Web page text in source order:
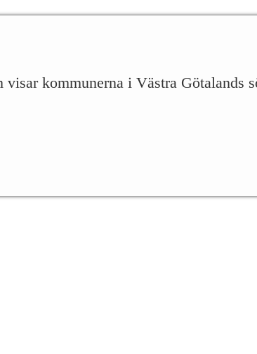
kommunerna i Västra Götalands